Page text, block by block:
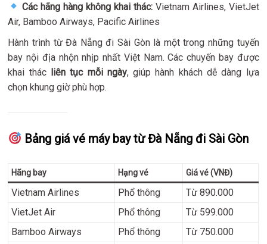
Các hãng hàng không khai thác:Vietnam Airlines, VietJet
Air, Bamboo Airways, Pacific Airlines
Hành trình từ Đà Nẵng đi Sài Gòn là một trong những tuyến
bay nội địa nhộn nhịp nhất Việt Nam. Các chuyến bay được
khai thác liên tục mỗi ngày, giúp hành khách dễ dàng lựa
chọn khung giờ phù hợp.
Bảng giá vé máy bay từ Đà Nẵng đi Sài Gòn
Hãng bay Hạng vé Giá vé (VNĐ)
Vietnam Airlines Phổ thông
Từ 890.000
VietJet Air
Phổ thông
Từ 599.000
Bamboo Airways
Phổ thông
Từ 750.000